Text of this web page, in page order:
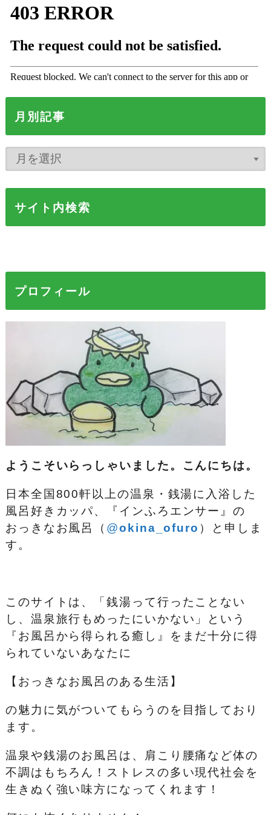
月別記事
サイト内検索
プロフィール
ようこそいらっしゃいました。こんにちは。
日本全国800軒以上の温泉・銭湯に入浴した
風呂好きカッパ、『インふろエンサー』の
おっきなお風呂（ @okina_ofuro ）
と申しま
す。
このサイトは、「銭湯って行ったことない
し、温泉旅行もめったにいかない」という
『お風呂から得られる癒し』をまだ十分に得
られていないあなたに
【おっきなお風呂のある生活】
の魅力に気がついてもらうのを目指しており
ます。
温泉や銭湯のお風呂は、肩こり腰痛など体の
不調はもちろん！ストレスの多い現代社会を
生きぬく強い味方になってくれます！